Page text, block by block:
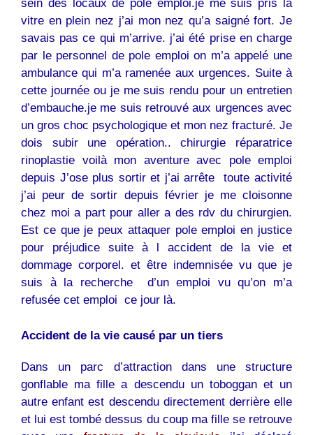
sein des locaux de pole emploi.je me suis pris la
vitre en plein nez j’ai mon nez qu’a saigné fort. Je
savais pas ce qui m’arrive. j’ai été prise en charge
par le personnel de pole emploi on m’a appelé une
ambulance qui m’a ramenée aux urgences. Suite à
cette journée ou je me suis rendu pour un entretien
d’embauche.je me suis retrouvé aux urgences avec
un gros choc psychologique et mon nez fracturé. Je
dois subir une opération.. chirurgie réparatrice
rinoplastie voilà mon aventure avec pole emploi
depuis J’ose plus sortir et j’ai arrête toute activité
j’ai peur de sortir depuis février je me cloisonne
chez moi a part pour aller a des rdv du chirurgien.
Est ce que je peux attaquer pole emploi en justice
pour préjudice suite à l accident de la vie et
dommage corporel. et être indemnisée vu que je
suis à la recherche d’un emploi vu qu’on m’a
refusée cet emploi ce jour là.
Accident de la vie causé par un tiers
Dans un parc d’attraction dans une structure
gonflable ma fille a descendu un toboggan et un
autre enfant est descendu directement derrière elle
et lui est tombé dessus du coup ma fille se retrouve